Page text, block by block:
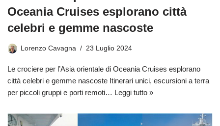
Oceania Cruises esplorano città
celebri e gemme nascoste
Lorenzo Cavagna 23 Luglio 2024
Le crociere per l’Asia orientale di Oceania Cruises esplorano
città celebri e gemme nascoste Itinerari unici, escursioni a terra
per piccoli gruppi e porti remoti… Leggi tutto »